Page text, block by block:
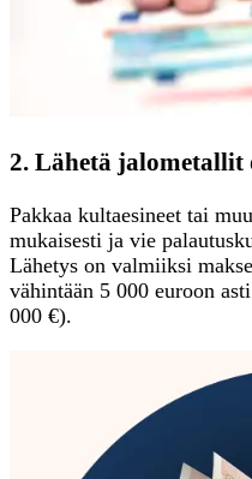
2. Lähetä jalometallit
Pakkaa kultaesineet tai
mukaisesti ja vie
Lähetys on valmiiksi
vähintään 5 000 euroon
000 €).